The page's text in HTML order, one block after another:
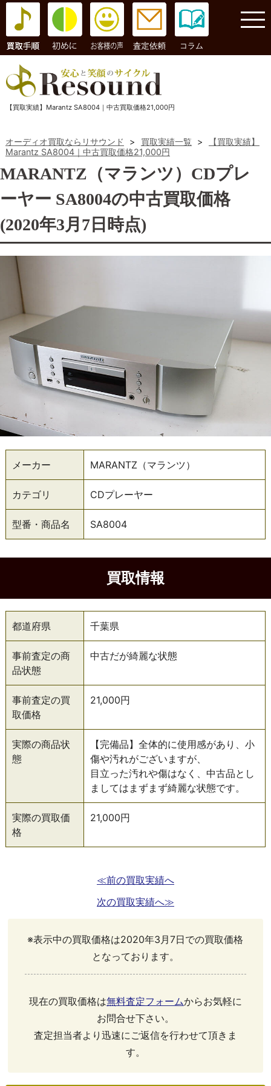
コラム
【買取実績】Marantz SA8004｜中古買取価格21,000円
オーディオ買取ならリサウンド > 買取実績一覧 >
【買取実績】
Marantz SA8004｜中古買取価格21,000円
MARANTZ（マランツ）CDプレ
ーヤー SA8004の中古買取価格
(2020年3月7日時点)
メーカー MARANTZ（マランツ）
カテゴリ CDプレーヤー
型番・商品名 SA8004
買取情報
都道府県 千葉県
事前査定の商
品状態
中古だが綺麗な状態
事前査定の買
取価格
21,000円
実際の商品状
態
【完備品】全体的に使用感があり、小
傷や汚れがございますが、
目立った汚れや傷はなく、中古品とし
ましてはまずまず綺麗な状態です。
実際の買取価
格
21,000円
≪前の買取実績へ
次の買取実績へ≫
※表示中の買取価格は2020年3月7日での買取価格
となっております。
現在の買取価格は無料査定フォームからお気軽に
お問合せ下さい。
査定担当者より迅速にご返信を行わせて頂きま
す。